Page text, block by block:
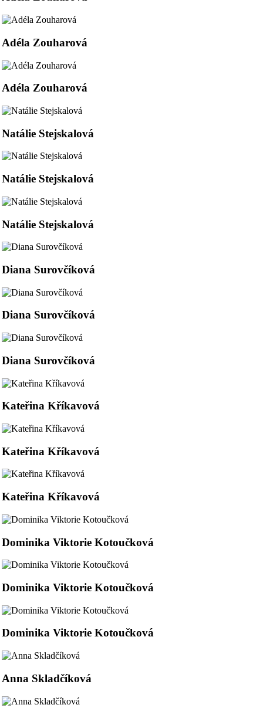
Adéla Zouharová
Adéla Zouharová
Natálie Stejskalová
Natálie Stejskalová
Natálie Stejskalová
Diana Surovčíková
Diana Surovčíková
Diana Surovčíková
Kateřina Kříkavová
Kateřina Kříkavová
Kateřina Kříkavová
Dominika Viktorie Kotoučková
Dominika Viktorie Kotoučková
Dominika Viktorie Kotoučková
Anna Skladčíková